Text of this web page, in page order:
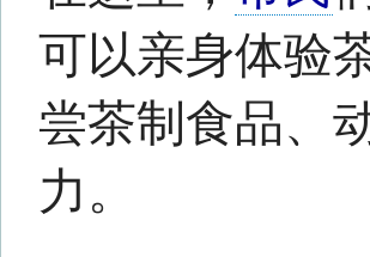
24个创业团队展
“e只鱼”“青联壹品
田”“尚昆良品昆虫